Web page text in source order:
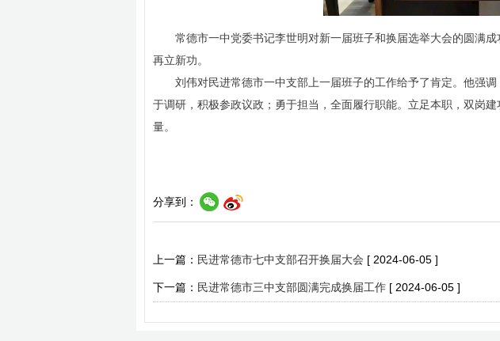
常德市一中党委书记李世明对新一届班子和换届选举大会的圆满
再立新功。
刘伟对民进常德市一中支部上一届班子的工作给予了肯定。他强
于调研，积极参政议政；勇于担当，全面履行职能。立足本职，双岗
量。
分享到：
上一篇： 民进常德市七中支部召开换届大会 [ 2024-06-05 ]
下一篇： 民进常德市三中支部圆满完成换届工作 [ 2024-06-05 ]